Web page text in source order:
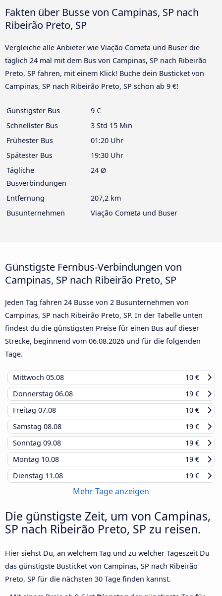
Fakten über Busse von Campinas, SP nach
Ribeirão Preto, SP
Vergleiche alle Anbieter wie Viação Cometa und Buser die
täglich 24 mal mit dem Bus von Campinas, SP nach Ribeirão
Preto, SP fahren, mit einem Klick! Buche dein Busticket von
Campinas, SP nach Ribeirão Preto, SP schon ab 9 €!
Günstigster Bus
9 €
Schnellster Bus
3 Std 15 Min
Frühester Bus
01:20 Uhr
Spätester Bus
19:30 Uhr
Tägliche
Busverbindungen
24 Ø
Entfernung
207,2 km
Busunternehmen
Viação Cometa und Buser
Günstigste Fernbus-Verbindungen von
Campinas, SP nach Ribeirão Preto, SP
Jeden Tag fahren 24 Busse von 2 Busunternehmen von
Campinas, SP nach Ribeirão Preto, SP. In der Tabelle unten
findest du die günstigsten Preise für einen Bus auf dieser
Strecke, beginnend vom 06.08.2026 und für die folgenden
Tage.
Mittwoch 05.08
10 €
Donnerstag 06.08
19 €
Freitag 07.08
10 €
Samstag 08.08
19 €
Sonntag 09.08
19 €
Montag 10.08
19 €
Dienstag 11.08 19 €
Mehr Tage anzeigen
Die günstigste Zeit, um von Campinas,
SP nach Ribeirão Preto, SP zu reisen.
Hier siehst Du, an welchem Tag und zu welcher Tageszeit Du
das günstigste Busticket von Campinas, SP nach Ribeirão
Preto, SP für die nächsten 30 Tage finden kannst.